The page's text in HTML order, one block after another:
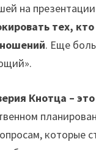
на
тех,
. Еще
Кнотца –
которые